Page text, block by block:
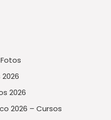
2026
2026 – Cursos